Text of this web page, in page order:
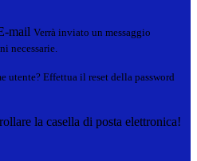
mail Verrà inviato un messaggio
necessarie.
utente? Effettua il reset della password
la casella di posta elettronica!